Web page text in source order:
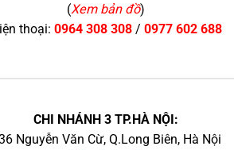
(Xem bản đồ)
thoại: 0964 308 308/ 0977 602 688
CHI NHÁNH 3 TP.HÀ NỘI:
Nguyễn Văn Cừ, Q.Long Biên, Hà Nội